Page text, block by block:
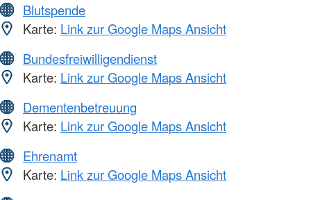
Blutspende
Karte: Link zur Google Maps Ansicht
Bundesfreiwilligendienst
Karte: Link zur Google Maps Ansicht
Dementenbetreuung
Karte: Link zur Google Maps Ansicht
Ehrenamt
Karte: Link zur Google Maps Ansicht